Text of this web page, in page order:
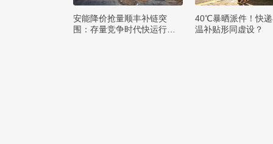
安能降价抢量顺丰补链突
围：存量竞争时代快运行业
40℃暴晒派件！快
温补贴形同虚设？